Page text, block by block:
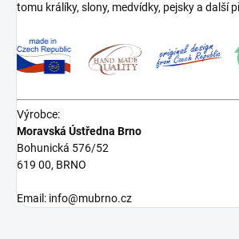
tomu králíky, slony, medvídky, pejsky a další
Výrobce:
Moravská Ústředna Brno
Bohunická 576/52
619 00, BRNO
Email: info@mubrno.cz